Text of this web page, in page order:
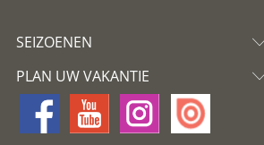
SEIZOENEN
PLAN UW VAKANTIE